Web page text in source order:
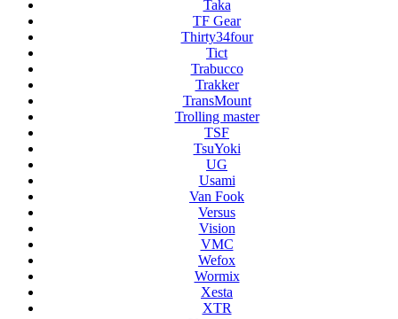
Taka
TF Gear
Thirty34four
Tict
Trabucco
Trakker
TransMount
Trolling master
TSF
TsuYoki
UG
Usami
Van Fook
Versus
Vision
VMC
Wefox
Wormix
Xesta
XTR